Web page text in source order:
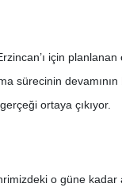
için
sürecinin
ortaya çıkıyor.
o güne kadar